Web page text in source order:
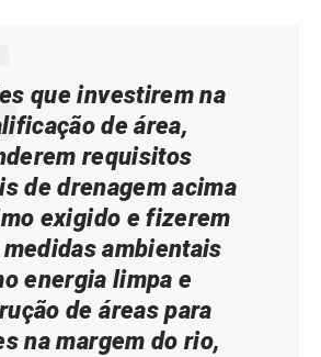
que investirem na
de área,
requisitos
de drenagem acima
exigido e fizerem
ambientais
energia limpa e
de áreas para
na margem do rio,